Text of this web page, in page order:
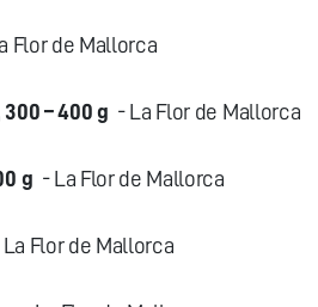
Flor de Mallorca
– 400 g - La Flor de Mallorca
g - La Flor de Mallorca
La Flor de Mallorca